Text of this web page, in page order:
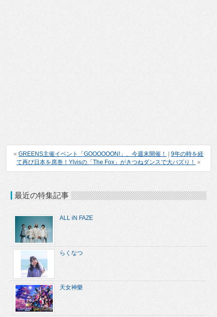
« GREENS主催イベント「GOOOOOON!」、今週末開催！
9年の時を経
て再び日本を席巻！Ylvisの「The Fox」がきつねダンスで大バズり！ »
最近の特集記事
ALL iN FAZE
らくなつ
天女神樂